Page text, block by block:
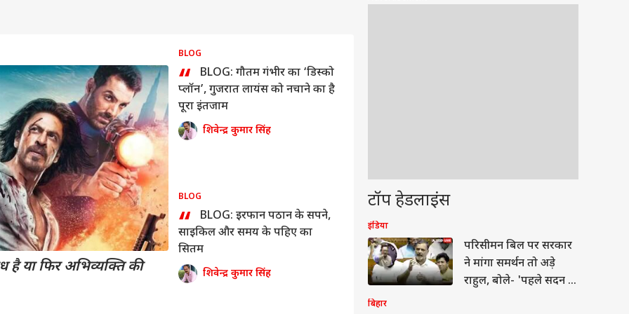
है या फिर अभिव्यक्ति की
BLOG
“
BLOG: गौतम गंभीर का ‘डिस्को
प्लॉन’, गुजरात लायंस को नचाने का है
पूरा इंतजाम
शिवेन्द्र कुमार सिंह
BLOG
“
BLOG: इरफान पठान के सपने,
साइकिल और समय के पहिए का
सितम
शिवेन्द्र कुमार सिंह
टॉप हेडलाइंस
इंडिया
परिसीमन बिल पर सरकार
ने मांगा समर्थन तो अड़े
राहुल, बोले- 'पहले सदन में
बिहार
आर्टिकल्स टॉप रील्स
बिहार क्रिकेट बॉलीवुड